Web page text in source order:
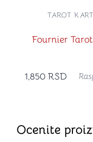
Fournier
TAROT
1,850 RSD
Ocenite